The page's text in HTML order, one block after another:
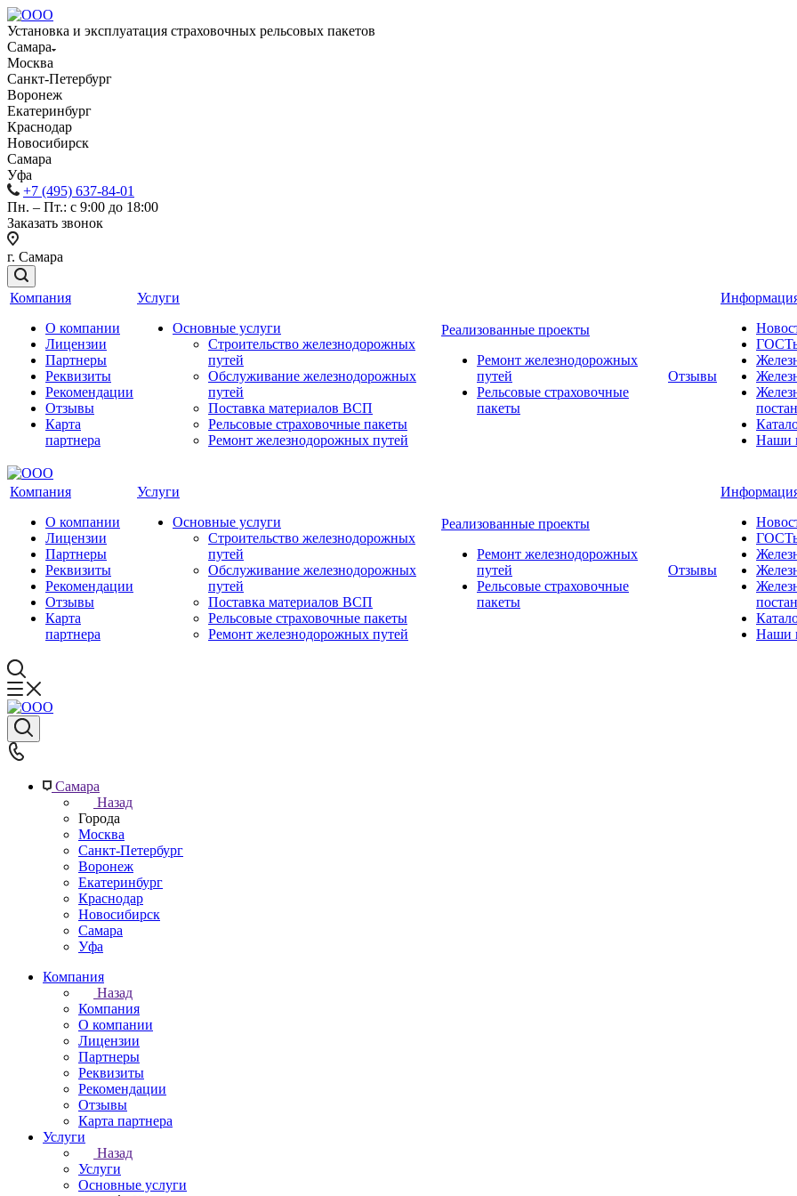
Установка и эксплуатация страховочных рельсовых пакетов
Самара
Москва
Санкт-Петербург
Воронеж
Екатеринбург
Краснодар
Новосибирск
Самара
Уфа
+7 (495) 637-84-01
Пн. – Пт.: с 9:00 до 18:00
Заказать звонок
г. Самара
Компания
О компании
Лицензии
Партнеры
Реквизиты
Рекомендации
Отзывы
Карта
партнера
Услуги
Основные услуги
Строительство железнодорожных
путей
Обслуживание железнодорожных
путей
Поставка материалов ВСП
Рельсовые страховочные пакеты
Ремонт железнодорожных путей
Реализованные проекты
Ремонт железнодорожных
путей
Рельсовые страховочные
пакеты
Отзывы
Наши
Компания
О компании
Лицензии
Партнеры
Реквизиты
Рекомендации
Отзывы
Карта
партнера
Услуги
Основные услуги
Строительство железнодорожных
путей
Обслуживание железнодорожных
путей
Поставка материалов ВСП
Рельсовые страховочные пакеты
Ремонт железнодорожных путей
Реализованные проекты
Ремонт железнодорожных
путей
Рельсовые страховочные
пакеты
Отзывы
Наши
Самара
Назад
Города
Москва
Санкт-Петербург
Воронеж
Екатеринбург
Краснодар
Новосибирск
Самара
Уфа
Компания
Назад
Компания
О компании
Лицензии
Партнеры
Реквизиты
Рекомендации
Отзывы
Карта партнера
Услуги
Назад
Услуги
Основные услуги